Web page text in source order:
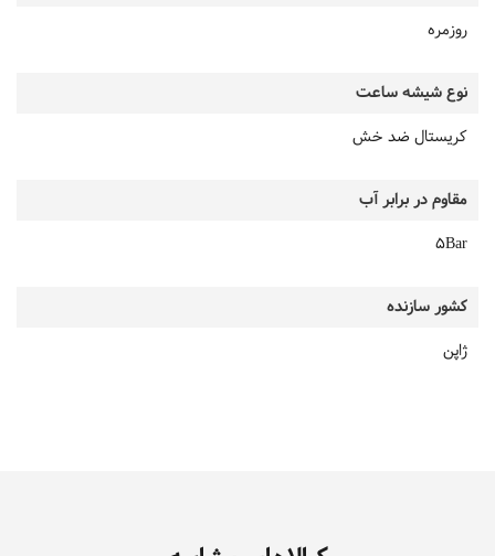
روزمره
نوع شیشه ساعت
کریستال ضد خش
مقاوم در برابر آب
5Bar
کشور سازنده
ژاپن